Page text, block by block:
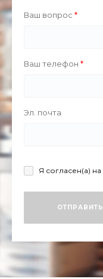
Ваш вопрос
Ваш телефон
Эл. почта
Я согласен(а) на
ОТПРАВИТЬ